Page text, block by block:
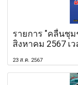
รายการ "คลื่นชุ
สิงหาคม 2567 เ
23 ส.ค. 2567